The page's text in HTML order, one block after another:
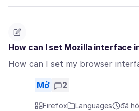
How can I set Mozilla interface
How can I set my browser
Mở 2
Firefox Languages
đã